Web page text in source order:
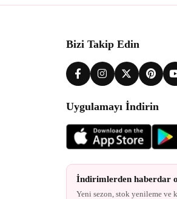
Bizi Takip Edin
Uygulamayı İndirin
İndirimlerden haberdar
Yeni sezon, stok yenileme ve